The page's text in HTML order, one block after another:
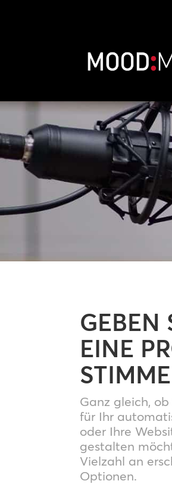
GEBEN
EINE
STIMME
Ganz gleich,
für Ihr
oder Ihre
gestalten
Vielzahl an
Optionen.